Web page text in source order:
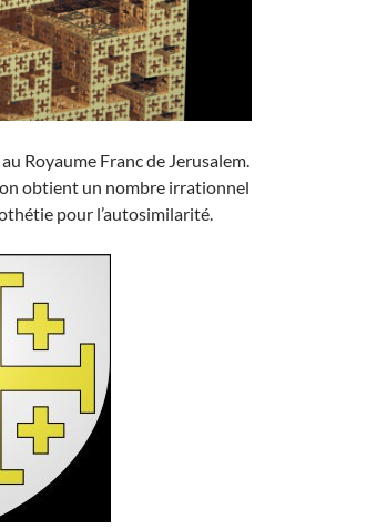
Royaume Franc de Jerusalem.
obtient un nombre irrationnel
pour l’autosimilarité.